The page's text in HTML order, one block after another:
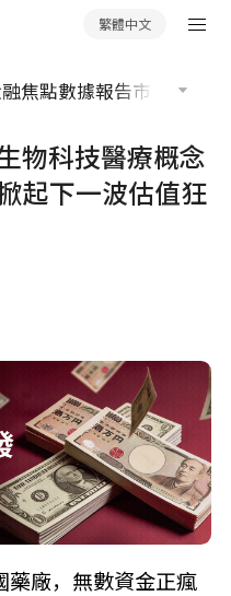
繁體中文
焦點數據報告市場分析
物科技醫療概念
起下一波估值狂
藥廠，無數資金正瘋